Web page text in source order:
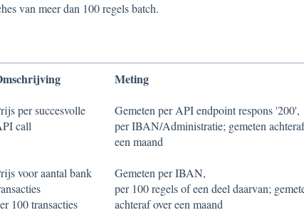
van meer dan 100 regels batch.
Meting
per succesvolle
call
Gemeten per API endpoint respons '200',
per IBAN/Administratie; gemeten
een maand
voor aantal bank
100 transacties
Gemeten per IBAN,
per 100 regels of een deel daarvan;
achteraf over een maand